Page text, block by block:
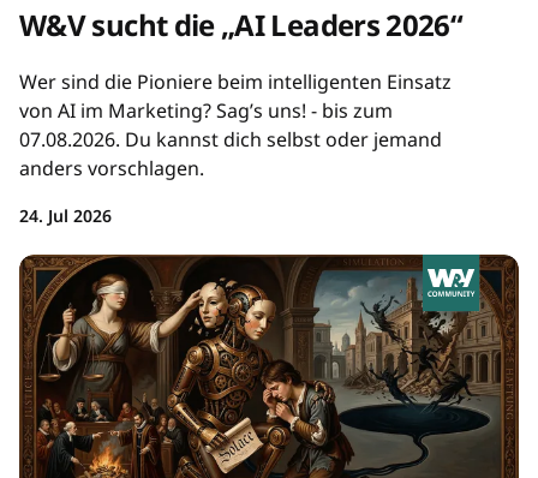
W&V sucht die „AI Leaders 2026“
Wer sind die Pioniere beim intelligenten Einsatz
von AI im Marketing? Sag’s uns! - bis zum
07.08.2026. Du kannst dich selbst oder jemand
anders vorschlagen.
24. Jul 2026